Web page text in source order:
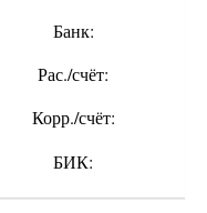
Банк:
Рас./счёт:
Корр./счёт:
БИК: